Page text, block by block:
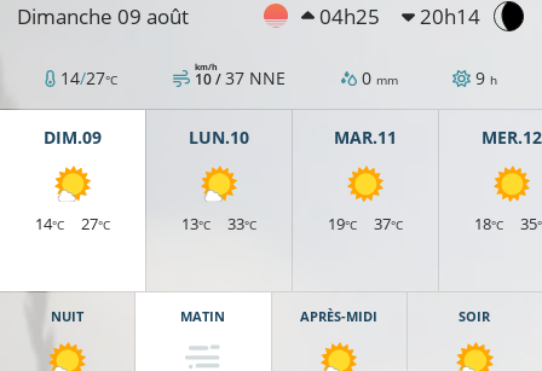
Dimanche 09 août 04h25 20h14
14/27°C 10 /
km/h 37 NNE 0 mm 9 h
DIM.09
14°C 27°C
LUN.10
13°C 33°C
MAR.11
19°C 37°C
MER.12
18°C 35
NUIT MATIN APRÈS-MIDI SOIR